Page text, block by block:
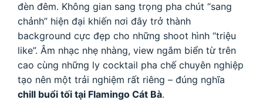
đèn đêm. Không gian sang trọng pha chút “sang
chảnh” hiện đại khiến nơi đây trở thành
background cực đẹp cho những shoot hình “triệu
like”. Âm nhạc nhẹ nhàng, view ngắm biển từ trên
cao cùng những ly cocktail pha chế chuyên nghiệp
tạo nên một trải nghiệm rất riêng – đúng nghĩa
chill buổi tối tại Flamingo Cát Bà.